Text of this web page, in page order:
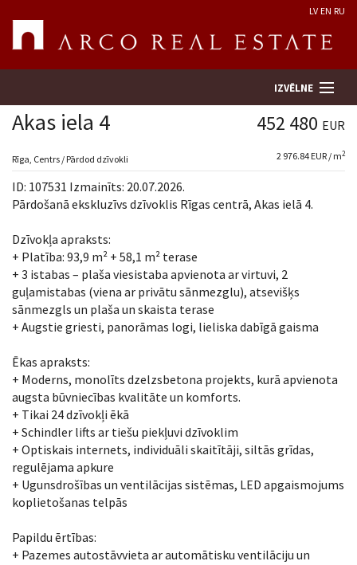
LV EN RU
IZVĒLNE
Meklēt īpašumu
Novērtēt īpašumu
Uzņēmums
Pakalpojumi
Kontakti
Akas iela 4 452 480 EUR
Rīga, Centrs / Pārdod dzīvokli 2 976.84 EUR / m2
ID: 107531 Izmainīts: 20.07.2026.
Pārdošanā ekskluzīvs dzīvoklis Rīgas centrā, Akas ielā 4.
Dzīvokļa apraksts:
+ Platība: 93,9 m² + 58,1 m² terase
+ 3 istabas – plaša viesistaba apvienota ar virtuvi, 2
guļamistabas (viena ar privātu sānmezglu), atsevišķs
sānmezgls un plaša un skaista terase
+ Augstie griesti, panorāmas logi, lieliska dabīgā gaisma
Ēkas apraksts:
+ Moderns, monolīts dzelzsbetona projekts, kurā apvienota
augsta būvniecības kvalitāte un komforts.
+ Tikai 24 dzīvokļi ēkā
+ Schindler lifts ar tiešu piekļuvi dzīvoklim
+ Optiskais internets, individuāli skaitītāji, siltās grīdas,
regulējama apkure
+ Ugunsdrošības un ventilācijas sistēmas, LED apgaismojums
koplietošanas telpās
Papildu ērtības:
+ Pazemes autostāvvieta ar automātisku ventilāciju un